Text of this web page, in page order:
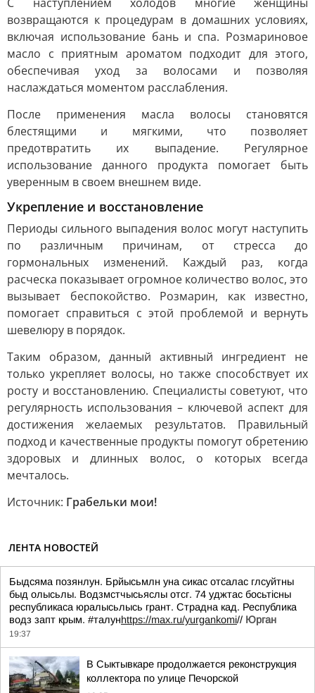
возвращаются к процедурам в домашних условиях,
включая использование бань и спа. Розмариновое
масло с приятным ароматом подходит для этого,
обеспечивая уход за волосами и позволяя
наслаждаться моментом расслабления.
После применения масла волосы становятся
блестящими и мягкими, что позволяет
предотвратить их выпадение. Регулярное
использование данного продукта помогает быть
уверенным в своем внешнем виде.
Укрепление и восстановление
Периоды сильного выпадения волос могут наступить
по различным причинам, от стресса до
гормональных изменений. Каждый раз, когда
расческа показывает огромное количество волос, это
вызывает беспокойство. Розмарин, как известно,
помогает справиться с этой проблемой и вернуть
шевелюру в порядок.
Таким образом, данный активный ингредиент не
только укрепляет волосы, но также способствует их
росту и восстановлению. Специалисты советуют, что
регулярность использования – ключевой аспект для
достижения желаемых результатов. Правильный
подход и качественные продукты помогут обретению
здоровых и длинных волос, о которых всегда
мечталось.
Источник: Грабельки мои!
ЛЕНТА НОВОСТЕЙ
Быдсяма позянлун. Брйысьмлн уна сикас отсалас глсуйтны
быд олысьлы. Водзмстчысьяслы отсг. 74 уджтас босьтiсны
республикаса юралысьлысь грант. Страдна кад. Республика
водз запт крым. #талунhttps://max.ru/yurgankomi// Юрган
19:37
В Сыктывкаре продолжается реконструкция
коллектора по улице Печорской